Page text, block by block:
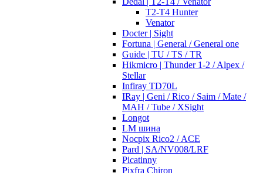
T2-T4 Hunter
Venator
Docter | Sight
Fortuna | General / General one
Guide | TU / TS / TR
Hikmicro | Thunder 1-2 / Alpex /
Stellar
Infiray TD70L
IRay | Geni / Rico / Saim / Mate /
MAH / Tube / XSight
Longot
LM шина
Nocpix Rico2 / ACE
Pard | SA/NV008/LRF
Picatinny
Pixfra Chiron